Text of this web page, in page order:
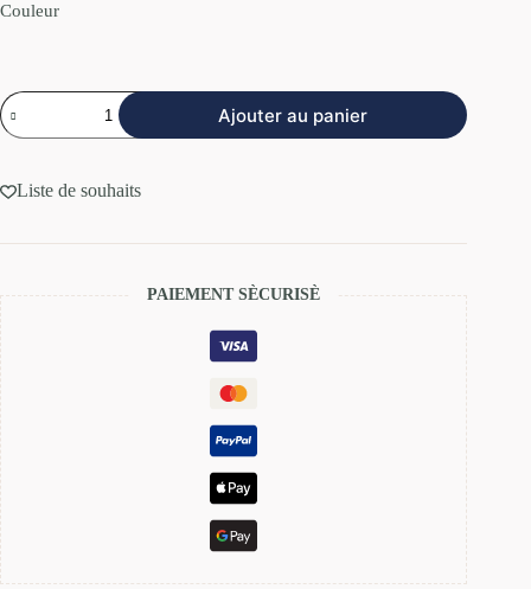
Couleur
Ajouter au panier
Liste de souhaits
PAIEMENT SÈCURISÈ